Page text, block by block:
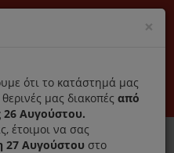
Εταιρεία Επικοινωνία
×
ότι το κατάστημά μας
μας διακοπές από
26 Αυγούστου.
έτοιμοι να σας
27 Αυγούστου στο